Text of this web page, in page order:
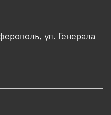
ул. Генерала